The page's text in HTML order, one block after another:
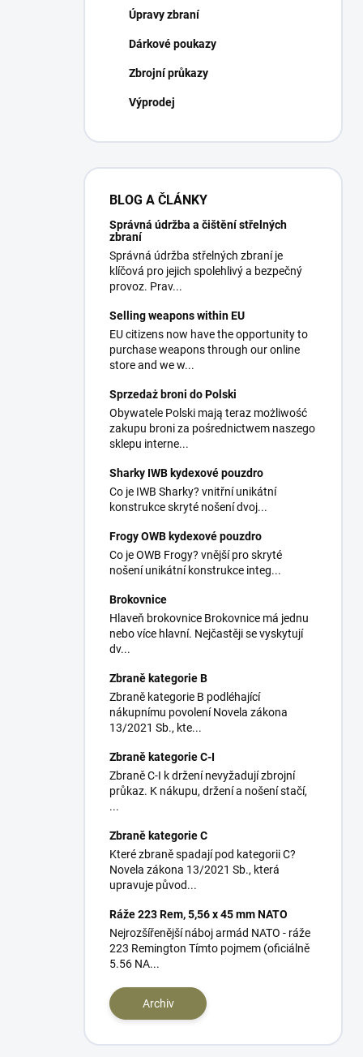
Úpravy zbraní
Dárkové poukazy
Zbrojní průkazy
Výprodej
BLOG A ČLÁNKY
Správná údržba a čištění střelných
zbraní
Správná údržba střelných zbraní je
klíčová pro jejich spolehlivý a bezpečný
provoz. Prav...
Selling weapons within EU
EU citizens now have the opportunity to
purchase weapons through our online
store and we w...
Sprzedaż broni do Polski
Obywatele Polski mają teraz możliwość
zakupu broni za pośrednictwem naszego
sklepu interne...
Sharky IWB kydexové pouzdro
Co je IWB Sharky? vnitřní unikátní
konstrukce skryté nošení dvoj...
Frogy OWB kydexové pouzdro
Co je OWB Frogy? vnější pro skryté
nošení unikátní konstrukce integ...
Brokovnice
Hlaveň brokovnice Brokovnice má jednu
nebo více hlavní. Nejčastěji se vyskytují
dv...
Zbraně kategorie B
Zbraně kategorie B podléhající
nákupnímu povolení Novela zákona
13/2021 Sb., kte...
Zbraně kategorie C-I
Zbraně C-I k držení nevyžadují zbrojní
průkaz. K nákupu, držení a nošení stačí,
...
Zbraně kategorie C
Které zbraně spadají pod kategorii C?
Novela zákona 13/2021 Sb., která
upravuje původ...
Ráže 223 Rem, 5,56 x 45 mm NATO
Nejrozšířenější náboj armád NATO - ráže
223 Remington Tímto pojmem (oficiálně
5.56 NA...
Archiv